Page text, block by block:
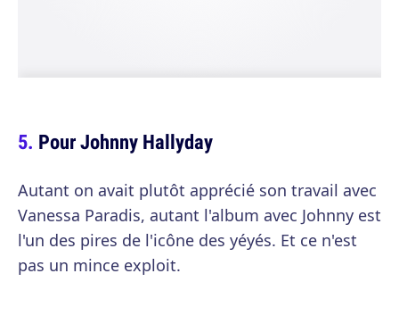
Pour Johnny Hallyday
Autant on avait plutôt apprécié son travail avec
Vanessa Paradis, autant l'album avec Johnny est
l'un des pires de l'icône des yéyés. Et ce n'est
pas un mince exploit.